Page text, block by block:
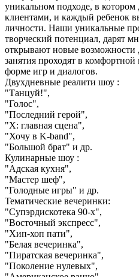
уникальном подходе, в
клиентами, и каждый ребенок
личности. Наши уникальные
творческий потенциал, дарят
открывают новые возможности
занятия проходят в
форме игр и диалогов.
Двухдневные реалити шоу :
"Танцуй!",
"Голос",
"Последний герой",
"Х: главная сцена",
"Хочу в K-band",
"Большой брат" и др.
Кулинарные шоу :
"Адская кухня",
"Мастер шеф",
"Голодные игры" и др.
Тематические вечеринки:
"Супэрдискотека 90-х",
"Восточный экспресс",
"Хип-хоп пати",
"Белая вечеринка",
"Пиратская вечеринка",
"Поколение нулевых",